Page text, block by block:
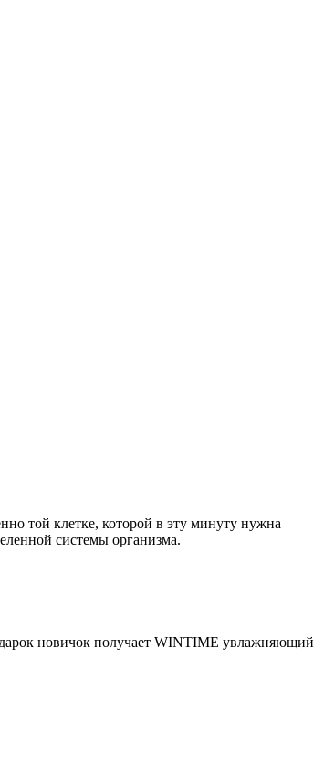
той клетке, которой в эту минуту нужна
системы организма.
новичок получает WINTIME увлажняющий